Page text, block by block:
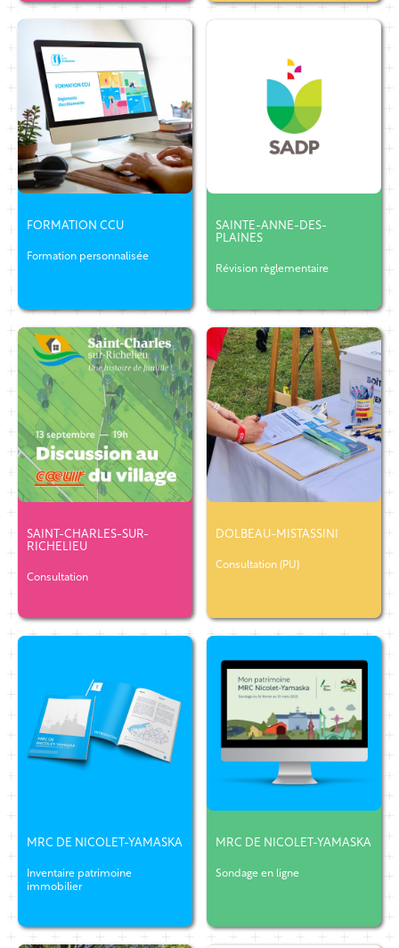
FORMATION CCU
Formation personnalisée
SAINTE-ANNE-DES-
PLAINES
Révision règlementaire
SAINT-CHARLES-SUR-
RICHELIEU
Consultation
DOLBEAU-MISTASSINI
Consultation (PU)
MRC DE NICOLET-YAMASKA
Inventaire patrimoine
immobilier
MRC DE NICOLET-YAMASKA
Sondage en ligne